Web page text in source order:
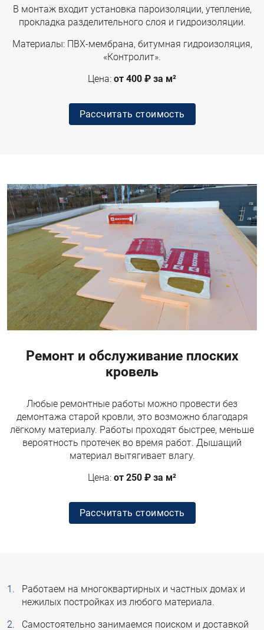
В монтаж входит установка пароизоляции, утепление,
прокладка разделительного слоя и гидроизоляции.
Материалы: ПВХ-мембрана, битумная гидроизоляция,
«Контролит».
Цена: от 400 ₽ за м²
Рассчитать стоимость
Ремонт и обслуживание плоских
кровель
Любые ремонтные работы можно провести без
демонтажа старой кровли, это возможно благодаря
лёгкому материалу. Работы проходят быстрее, меньше
вероятность протечек во время работ. Дышащий
материал вытягивает влагу.
Цена: от 250 ₽ за м²
Рассчитать стоимость
Работаем на многоквартирных и частных домах и
нежилых постройках из любого материала.
Самостоятельно занимаемся поиском и доставкой